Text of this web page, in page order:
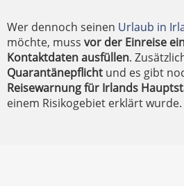
Wer dennoch seinen Urlaub in
möchte, muss vor der Einreise
Kontaktdaten ausfüllen.
Quarantänepflicht und es gibt
Reisewarnung für Irlands
einem Risikogebiet erklärt wurde.